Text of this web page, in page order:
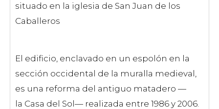
situado en la iglesia de San Juan de los
Caballeros
El edificio, enclavado en un espolón en la
sección occidental de la muralla medieval,
es una reforma del antiguo matadero —
la Casa del Sol— realizada entre 1986 y 2006.